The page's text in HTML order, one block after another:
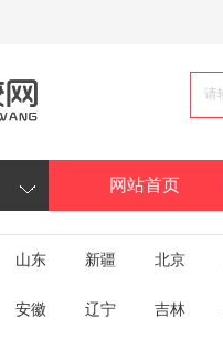
网站首页
山东 新疆 北京
安徽 辽宁 吉林